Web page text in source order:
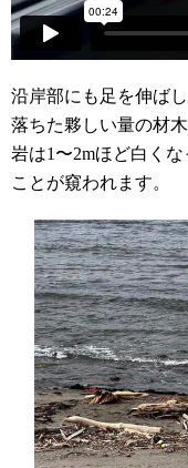
沿岸部にも足を伸ば
落ちた夥しい量の材
岩は1 〜2mほど白く
ことが窺われます。